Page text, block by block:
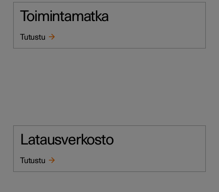
Toimintamatka
Tutustu
Latausverkosto
Tutustu